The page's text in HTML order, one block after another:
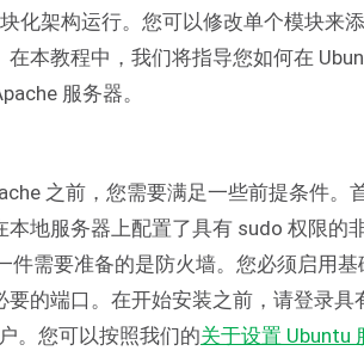
化架构运行。您可以修改单个模块来
在本教程中，我们将指导您如何在
服务器。
之前，您需要满足一些前提条件。
本地服务器上配置了具有 sudo 权限的
件需要准备的是防火墙。您必须启用基
要的端口。在开始安装之前，请登录具
。您可以按照我们的关于设置 Ubuntu